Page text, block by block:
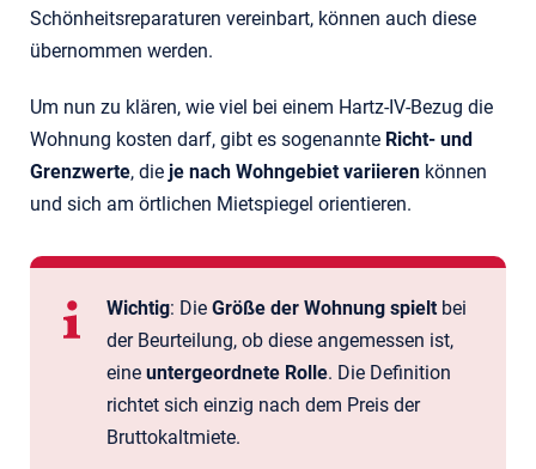
Schönheitsreparaturen vereinbart, können auch diese
übernommen werden.
Um nun zu klären, wie viel bei einem Hartz-IV-Bezug die
Wohnung kosten darf, gibt es sogenannte Richt- und
Grenzwerte, die je nach Wohngebiet variieren können
und sich am örtlichen Mietspiegel orientieren.
Wichtig: Die Größe der Wohnung spieltbei
der Beurteilung, ob diese angemessen ist,
eine untergeordnete Rolle. Die Definition
richtet sich einzig nach dem Preis der
Bruttokaltmiete.